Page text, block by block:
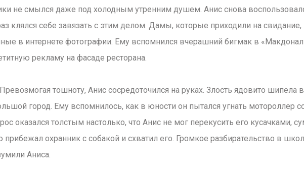
не смылся даже под холодным утренним душем. Анис снова
клялся себе завязать с этим делом. Дамы, которые приходили на
в интернете фотографии. Ему вспомнился вчерашний бигмак в
рекламу на фасаде ресторана.
тошноту, Анис сосредоточился на руках. Злость ядовито шипела
город. Ему вспомнилось, как в юности он пытался угнать мотороллер
оказался толстым настолько, что Анис не мог перекусить его кусачками,
прибежал охранник с собакой и схватил его. Громкое разбирательство в
Аниса.